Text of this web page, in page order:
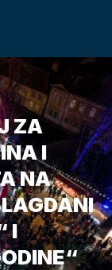
ZA
I
NA
I